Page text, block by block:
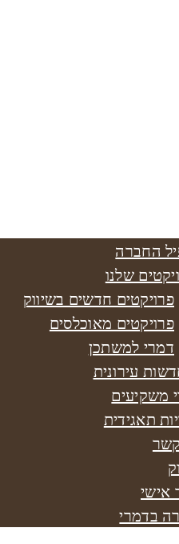
החברה
שלנו
פרויקטים חדשים בשיווק
פרויקטים מאוכלסים
דמרי למשתכן
עירונית
משקיעים
תאגידית
אישי
בדמרי